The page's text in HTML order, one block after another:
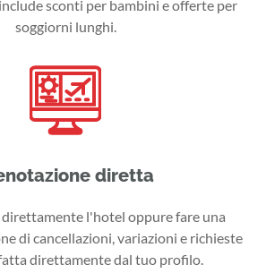
sconti per bambini e offerte per
soggiorni lunghi.
diretta
l'hotel oppure fare una
di cancellazioni, variazioni e richieste
direttamente dal tuo profilo.